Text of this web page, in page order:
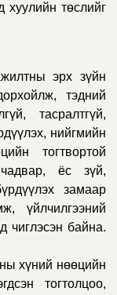
хуулийн төслийг
эрх зүйн
тэдний
тасралтгүй,
нийгмийн
тогтвортой
ёс зүй,
замаар
үйлчилгээний
чиглэсэн байна.
хүний нөөцийн
тогтолцоо,